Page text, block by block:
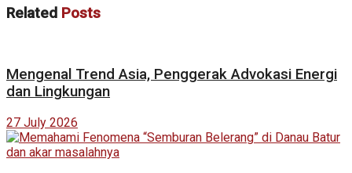
Related Posts
Mengenal Trend Asia, Penggerak Advokasi Energi
dan Lingkungan
27 July 2026